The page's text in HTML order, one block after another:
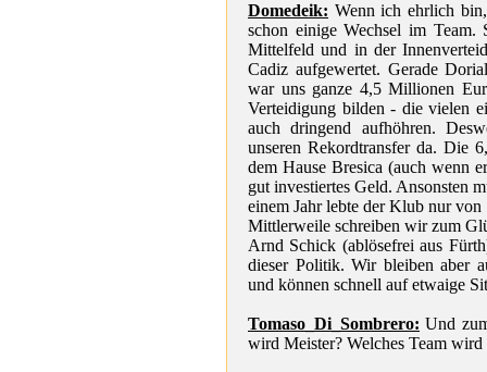
Domedeik: Wenn ich ehrlich
schon einige Wechsel im Team.
Mittelfeld und in der
Cadiz aufgewertet. Gerade
war uns ganze 4,5 Millionen
Verteidigung bilden - die vielen
auch dringend aufhöhren.
unseren Rekordtransfer da. Die
dem Hause Bresica (auch wenn
gut investiertes Geld. Ansonsten
einem Jahr lebte der Klub nur
Mittlerweile schreiben wir zum
Arnd Schick (ablösefrei aus
dieser Politik. Wir bleiben aber
und können schnell auf etwaige
Tomaso_Di_Sombrero: Und
wird Meister? Welches Team